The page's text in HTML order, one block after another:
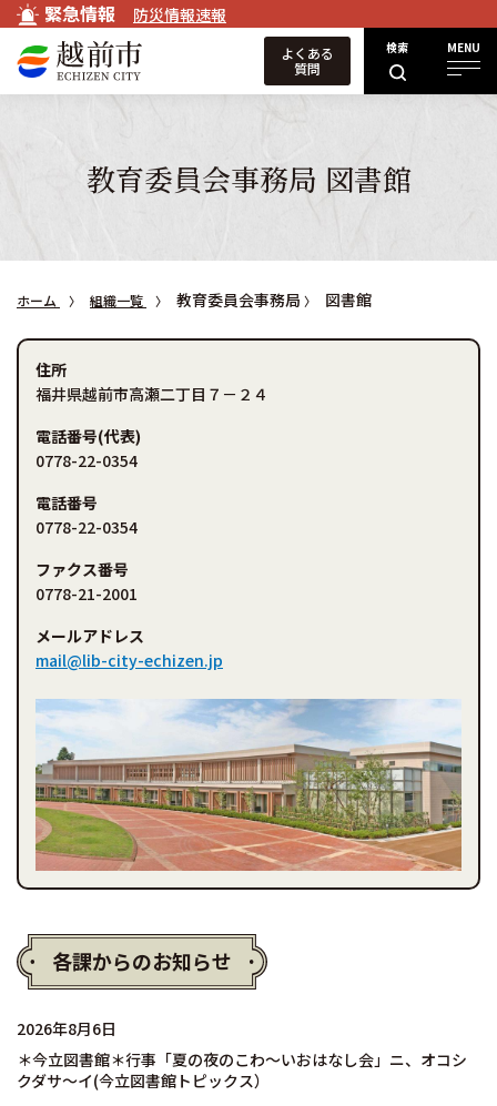
緊急情報 防災情報速報
検索 MENU
よくある
質問
教育委員会事務局 図書館
ホーム 組織一覧 教育委員会事務局 図書館
住所
福井県越前市高瀬二丁目７－２４
電話番号(代表)
0778-22-0354
電話番号
0778-22-0354
ファクス番号
0778-21-2001
メールアドレス
mail@lib-city-echizen.jp
各課からのお知らせ
2026年8月6日
＊今立図書館＊行事「夏の夜のこわ～いおはなし会」ニ、オコシ
クダサ～イ(今立図書館トピックス）